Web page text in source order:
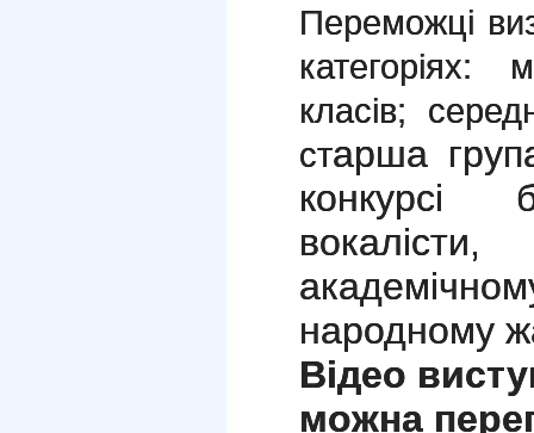
Переможці
категоріях:
класів;
старша
народному
Відео
можна